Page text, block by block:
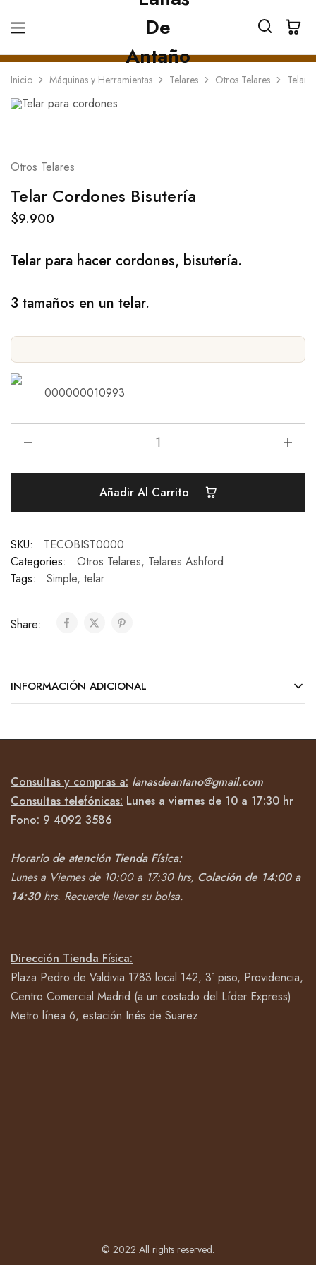
Inicio Máquinas y Herramientas Telares Otros Telares Telar
Otros Telares
Telar Cordones Bisutería
$9.900
Telar para hacer cordones, bisutería.
3 tamaños en un telar.
000000010993
Añadir Al Carrito
SKU:
TECOBIST0000
Categories:
Otros Telares, Telares Ashford
Tags:
Simple, telar
Share:
INFORMACIÓN ADICIONAL
Consultas y compras a: lanasdeantano@gmail.com
Consultas telefónicas: Lunes a viernes de 10 a 17:30 hr
Fono: 9 4092 3586
Horario de atención Tienda Física:
Lunes a Viernes de 10:00 a 17:30 hrs, Colación de 14:00 a
14:30hrs. Recuerde llevar su bolsa.
Dirección Tienda Física:
Plaza Pedro de Valdivia 1783 local 142, 3º piso, Providencia,
Centro Comercial Madrid (a un costado del Líder Express).
Metro línea 6, estación Inés de Suarez.
© 2022 All rights reserved.